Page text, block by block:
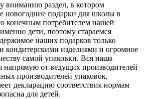
вниманию раздел, в котором
новогодние подарки для школы в
конечным потребителем нашей
дети, поэтому стараемся
наших подарков только
кондитерскими изделиями и огромное
самой упаковки. Вся наша
напрямую от ведущих производителей
производителей упаковок,
декларацию соответствия нормам
для детей.